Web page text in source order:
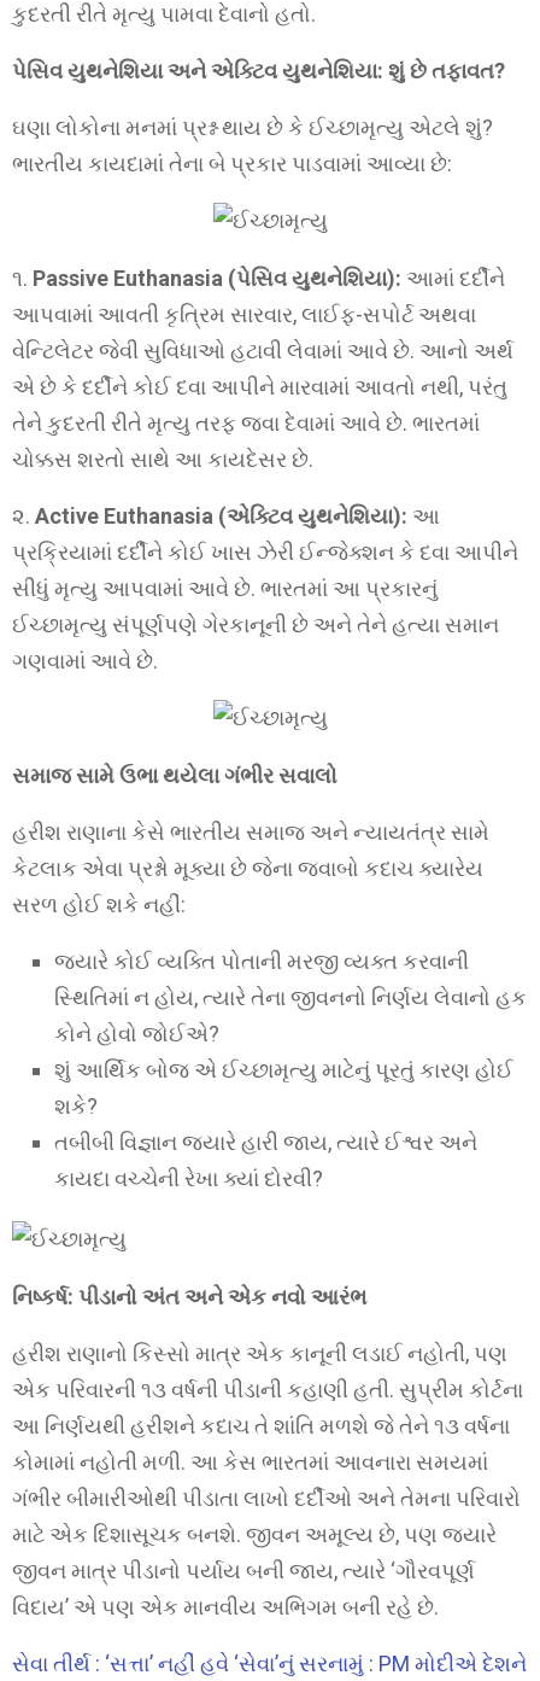
કુદરતી રીતે મૃત્યુ પામવા દેવાનો હતો.
પેસિવ યુથનેશિયા અને એક્ટિવ યુથનેશિયા: શું છે તફાવત?
ઘણા લોકોના મનમાં પ્રશ્ન થાય છે કે ઈચ્છામૃત્યુ એટલે શું?
ભારતીય કાયદામાં તેના બે પ્રકાર પાડવામાં આવ્યા છે:
૧. Passive Euthanasia (પેસિવ યુથનેશિયા): આમાં દર્દીને
આપવામાં આવતી કૃત્રિમ સારવાર, લાઈફ-સપોર્ટ અથવા
વેન્ટિલેટર જેવી સુવિધાઓ હટાવી લેવામાં આવે છે. આનો અર્થ
એ છે કે દર્દીને કોઈ દવા આપીને મારવામાં આવતો નથી, પરંતુ
તેને કુદરતી રીતે મૃત્યુ તરફ જવા દેવામાં આવે છે. ભારતમાં
ચોક્કસ શરતો સાથે આ કાયદેસર છે.
૨. Active Euthanasia (એક્ટિવ યુથનેશિયા): આ
પ્રક્રિયામાં દર્દીને કોઈ ખાસ ઝેરી ઈન્જેક્શન કે દવા આપીને
સીધું મૃત્યુ આપવામાં આવે છે. ભારતમાં આ પ્રકારનું
ઈચ્છામૃત્યુ સંપૂર્ણપણે ગેરકાનૂની છે અને તેને હત્યા સમાન
ગણવામાં આવે છે.
સમાજ સામે ઉભા થયેલા ગંભીર સવાલો
હરીશ રાણાના કેસે ભારતીય સમાજ અને ન્યાયતંત્ર સામે
કેટલાક એવા પ્રશ્નો મૂક્યા છે જેના જવાબો કદાચ ક્યારેય
સરળ હોઈ શકે નહીં:
જ્યારે કોઈ વ્યક્તિ પોતાની મરજી વ્યક્ત કરવાની
સ્થિતિમાં ન હોય, ત્યારે તેના જીવનનો નિર્ણય લેવાનો હક
કોને હોવો જોઈએ?
શું આર્થિક બોજ એ ઈચ્છામૃત્યુ માટેનું પૂરતું કારણ હોઈ
શકે?
તબીબી વિજ્ઞાન જ્યારે હારી જાય, ત્યારે ઈશ્વર અને
કાયદા વચ્ચેની રેખા ક્યાં દોરવી?
નિષ્કર્ષ: પીડાનો અંત અને એક નવો આરંભ
હરીશ રાણાનો કિસ્સો માત્ર એક કાનૂની લડાઈ નહોતી, પણ
એક પરિવારની ૧૩ વર્ષની પીડાની કહાણી હતી. સુપ્રીમ કોર્ટના
આ નિર્ણયથી હરીશને કદાચ તે શાંતિ મળશે જે તેને ૧૩ વર્ષના
કોમામાં નહોતી મળી. આ કેસ ભારતમાં આવનારા સમયમાં
ગંભીર બીમારીઓથી પીડાતા લાખો દર્દીઓ અને તેમના પરિવારો
માટે એક દિશાસૂચક બનશે. જીવન અમૂલ્ય છે, પણ જ્યારે
જીવન માત્ર પીડાનો પર્યાય બની જાય, ત્યારે ‘ગૌરવપૂર્ણ
વિદાય’ એ પણ એક માનવીય અભિગમ બની રહે છે.
સેવા તીર્થ : ‘સત્તા’ નહીં હવે ‘સેવા’નું સરનામું : PM મોદીએ દેશને